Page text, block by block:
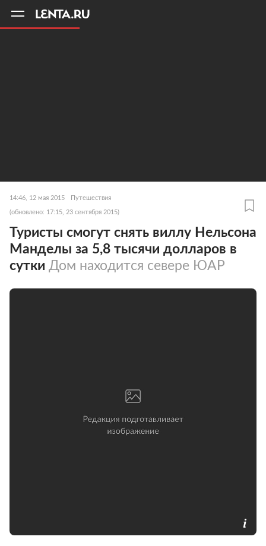
14:46, 12 мая 2015 Путешествия
(обновлено: 17:15, 23 сентября 2015)
Туристы смогут снять виллу Нельсона
Манделы за 5,8 тысячи долларов в
сутки Дом находится севере ЮАР